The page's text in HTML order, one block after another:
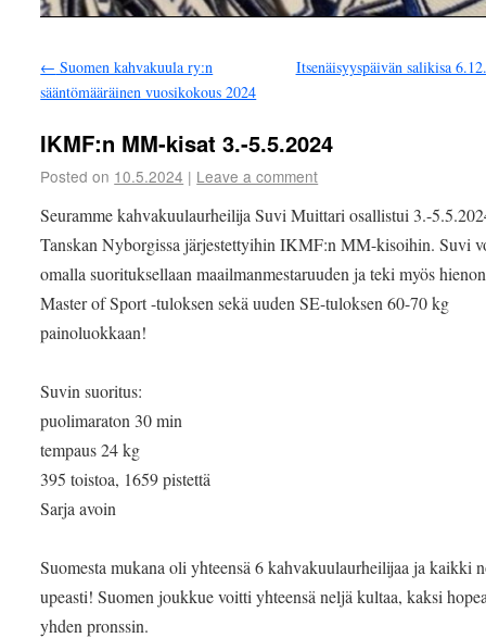
← Suomen kahvakuula ry:n
sääntömääräinen vuosikokous 2024
Itsenäisyyspäivän salikisa
IKMF:n MM-kisat 3.-5.5.2024
Posted on 10.5.2024 | Leave a comment
Seuramme kahvakuulaurheilija Suvi Muittari osallistui 3.-
Tanskan Nyborgissa järjestettyihin IKMF:n MM-kisoihin. Suvi
omalla suorituksellaan maailmanmestaruuden ja teki myös hienon
Master of Sport -tuloksen sekä uuden SE-tuloksen 60-70 kg
painoluokkaan!
Suvin suoritus:
puolimaraton 30 min
tempaus 24 kg
395 toistoa, 1659 pistettä
Sarja avoin
Suomesta mukana oli yhteensä 6 kahvakuulaurheilijaa ja kaikki
upeasti! Suomen joukkue voitti yhteensä neljä kultaa, kaksi
yhden pronssin.